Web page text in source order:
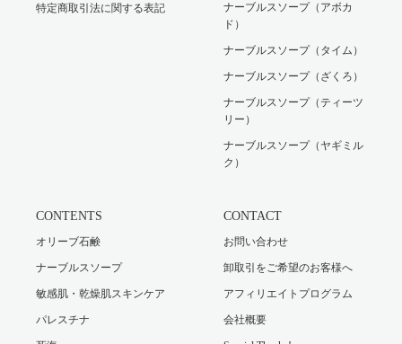
特定商取引法に関する表記
ナーブルスソープ（アボカ
ド）
ナーブルスソープ（タイム）
ナーブルスソープ（ざくろ）
ナーブルスソープ（ティーツ
リー）
ナーブルスソープ（ヤギミル
ク）
CONTENTS
オリーブ石鹸
ナーブルスソープ
敏感肌・乾燥肌スキンケア
パレスチナ
CONTACT
お問い合わせ
卸取引をご希望のお客様へ
アフィリエイトプログラム
会社概要